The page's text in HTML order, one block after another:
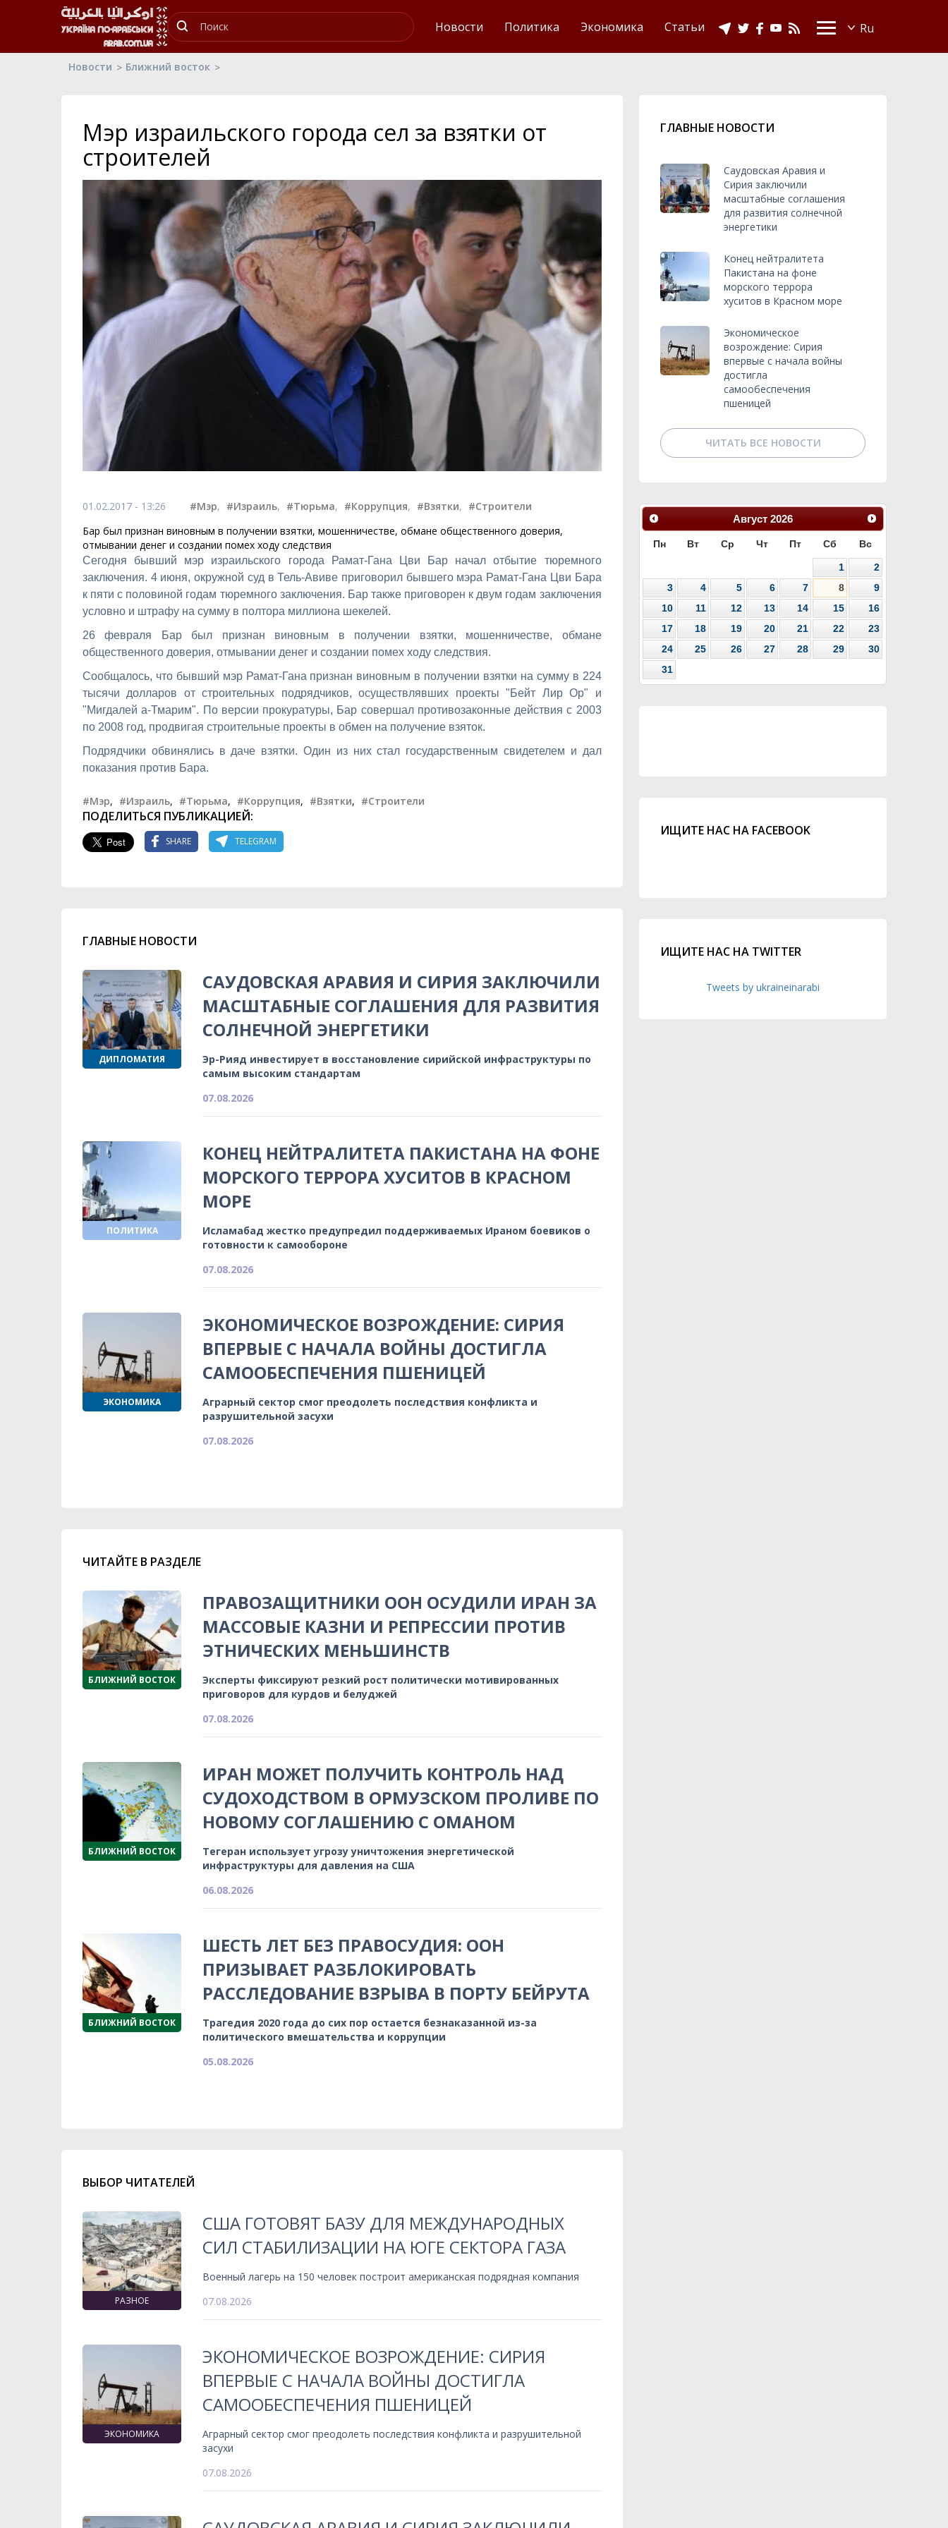
Новости Политика Экономика Статьи
Новости Ближний восток
Мэр израильского города сел за взятки от
строителей
01.02.2017 - 13:26 #Мэр, #Израиль, #Тюрьма, #Коррупция, #Взятки, #Строители
Бар был признан виновным в получении взятки, мошенничестве, обмане общественного доверия,
отмывании денег и создании помех ходу следствия
Сегодня бывший мэр израильского города Рамат-Гана Цви Бар начал отбытие тюремного
заключения. 4 июня, окружной суд в Тель-Авиве приговорил бывшего мэра Рамат-Гана Цви Бара
к пяти с половиной годам тюремного заключения. Бар также приговорен к двум годам заключения
условно и штрафу на сумму в полтора миллиона шекелей.
26 февраля Бар был признан виновным в получении взятки, мошенничестве, обмане
общественного доверия, отмывании денег и создании помех ходу следствия.
Сообщалось, что бывший мэр Рамат-Гана признан виновным в получении взятки на сумму в 224
тысячи долларов от строительных подрядчиков, осуществлявших проекты "Бейт Лир Ор" и
"Мигдалей а-Тмарим". По версии прокуратуры, Бар совершал противозаконные действия с 2003
по 2008 год, продвигая строительные проекты в обмен на получение взяток.
Подрядчики обвинялись в даче взятки. Один из них стал государственным свидетелем и дал
показания против Бара.
#Мэр, #Израиль, #Тюрьма, #Коррупция, #Взятки, #Строители
ПОДЕЛИТЬСЯ ПУБЛИКАЦИЕЙ:
SHARE TELEGRAM
ГЛАВНЫЕ НОВОСТИ
ДИПЛОМАТИЯ
САУДОВСКАЯ АРАВИЯ И СИРИЯ ЗАКЛЮЧИЛИ
МАСШТАБНЫЕ СОГЛАШЕНИЯ ДЛЯ РАЗВИТИЯ
СОЛНЕЧНОЙ ЭНЕРГЕТИКИ
Эр-Рияд инвестирует в восстановление сирийской инфраструктуры по
самым высоким стандартам
07.08.2026
ПОЛИТИКА
КОНЕЦ НЕЙТРАЛИТЕТА ПАКИСТАНА НА ФОНЕ
МОРСКОГО ТЕРРОРА ХУСИТОВ В КРАСНОМ
МОРЕ
Исламабад жестко предупредил поддерживаемых Ираном боевиков о
готовности к самообороне
07.08.2026
ЭКОНОМИКА
ЭКОНОМИЧЕСКОЕ ВОЗРОЖДЕНИЕ: СИРИЯ
ВПЕРВЫЕ С НАЧАЛА ВОЙНЫ ДОСТИГЛА
САМООБЕСПЕЧЕНИЯ ПШЕНИЦЕЙ
Аграрный сектор смог преодолеть последствия конфликта и
разрушительной засухи
07.08.2026
ЧИТАЙТЕ В РАЗДЕЛЕ
БЛИЖНИЙ ВОСТОК
ПРАВОЗАЩИТНИКИ ООН ОСУДИЛИ ИРАН ЗА
МАССОВЫЕ КАЗНИ И РЕПРЕССИИ ПРОТИВ
ЭТНИЧЕСКИХ МЕНЬШИНСТВ
Эксперты фиксируют резкий рост политически мотивированных
приговоров для курдов и белуджей
07.08.2026
БЛИЖНИЙ ВОСТОК
ИРАН МОЖЕТ ПОЛУЧИТЬ КОНТРОЛЬ НАД
СУДОХОДСТВОМ В ОРМУЗСКОМ ПРОЛИВЕ ПО
НОВОМУ СОГЛАШЕНИЮ С ОМАНОМ
Тегеран использует угрозу уничтожения энергетической
инфраструктуры для давления на США
06.08.2026
БЛИЖНИЙ ВОСТОК
ШЕСТЬ ЛЕТ БЕЗ ПРАВОСУДИЯ: ООН
ПРИЗЫВАЕТ РАЗБЛОКИРОВАТЬ
РАССЛЕДОВАНИЕ ВЗРЫВА В ПОРТУ БЕЙРУТА
Трагедия 2020 года до сих пор остается безнаказанной из-за
политического вмешательства и коррупции
05.08.2026
ВЫБОР ЧИТАТЕЛЕЙ
РАЗНОЕ
США ГОТОВЯТ БАЗУ ДЛЯ МЕЖДУНАРОДНЫХ
СИЛ СТАБИЛИЗАЦИИ НА ЮГЕ СЕКТОРА ГАЗА
Военный лагерь на 150 человек построит американская подрядная компания
07.08.2026
ЭКОНОМИКА
ЭКОНОМИЧЕСКОЕ ВОЗРОЖДЕНИЕ: СИРИЯ
ВПЕРВЫЕ С НАЧАЛА ВОЙНЫ ДОСТИГЛА
САМООБЕСПЕЧЕНИЯ ПШЕНИЦЕЙ
Аграрный сектор смог преодолеть последствия конфликта и разрушительной
засухи
07.08.2026
ГЛАВНЫЕ НОВОСТИ
Саудовская Аравия и
Сирия заключили
масштабные соглашения
для развития солнечной
энергетики
Конец нейтралитета
Пакистана на фоне
морского террора
хуситов в Красном море
Экономическое
возрождение: Сирия
впервые с начала войны
достигла
самообеспечения
пшеницей
ЧИТАТЬ ВСЕ НОВОСТИ
Август 2026
Пн Вт Ср Чт Пт Сб Вс
1
2
3
4 5 6 7 8
9
10
11 12 13 14 15
16
17
18 19 20 21 22
23
24
25 26 27 28 29
30
31
ИЩИТЕ НАС НА FACEBOOK
ИЩИТЕ НАС НА TWITTER
Tweets by ukraineinarabi